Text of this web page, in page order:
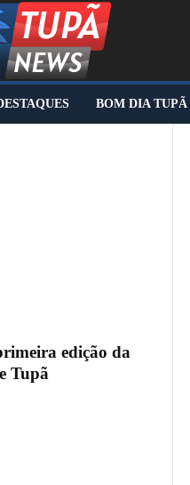
BOM DIA TUPÃ
edição da
Tupã